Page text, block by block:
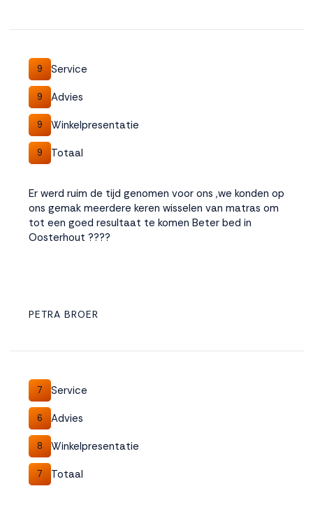
9 Service
9 Advies
9 Winkelpresentatie
9 Totaal
Er werd ruim de tijd genomen voor ons ,we konden op
ons gemak meerdere keren wisselen van matras om
tot een goed resultaat te komen Beter bed in
Oosterhout ????
PETRA BROER
7 Service
6 Advies
8 Winkelpresentatie
7 Totaal